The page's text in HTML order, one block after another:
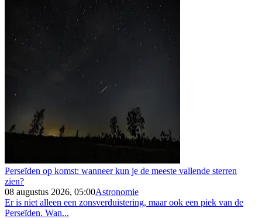
Perseïden op komst: wanneer kun je de meeste vallende sterren
zien?
08 augustus 2026, 05:00Astronomie
Er is niet alleen een zonsverduistering, maar ook een piek van de
Perseïden. Wan...